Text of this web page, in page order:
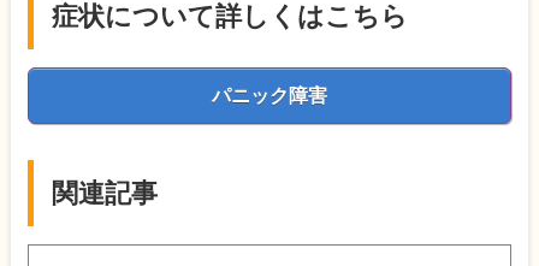
症状について詳しくはこちら
パニック障害
関連記事